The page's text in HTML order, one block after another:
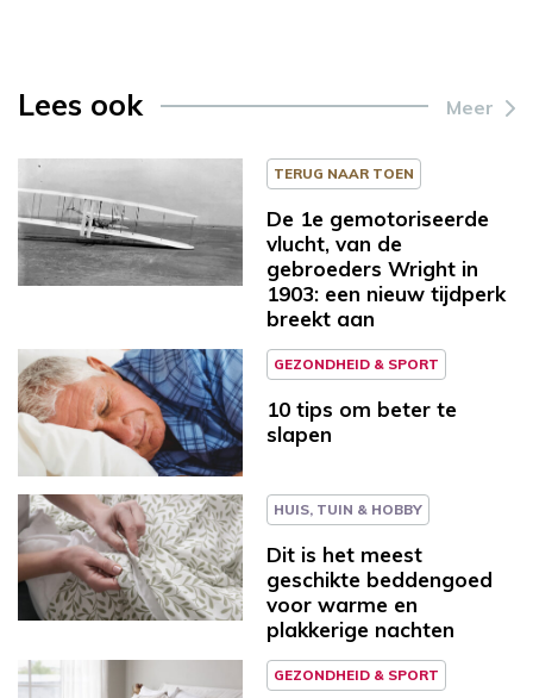
Lees ook Meer
TERUG NAAR TOEN
De 1e gemotoriseerde
vlucht, van de
gebroeders Wright in
1903: een nieuw tijdperk
breekt aan
GEZONDHEID & SPORT
10 tips om beter te
slapen
HUIS, TUIN & HOBBY
Dit is het meest
geschikte beddengoed
voor warme en
plakkerige nachten
GEZONDHEID & SPORT